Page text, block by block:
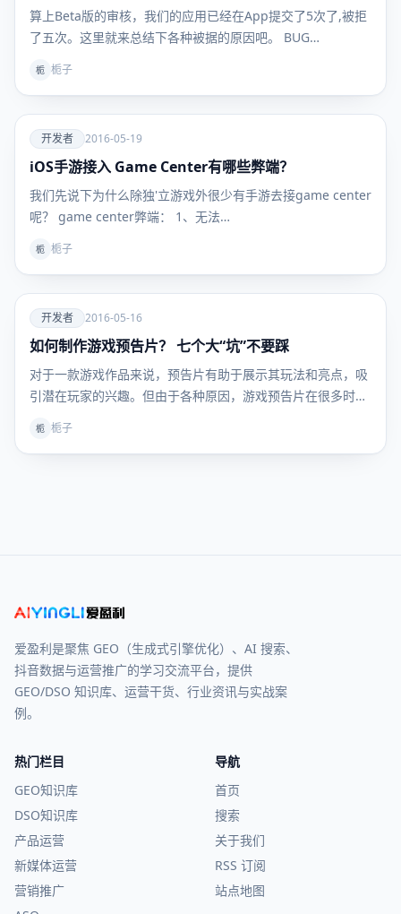
算上Beta版的审核，我们的应用已经在App提交了5次了,被拒
了五次。这里就来总结下各种被据的原因吧。 BUG…
栀 栀子
爱
开发者
开发者 2016-05-19
iOS手游接入 Game Center有哪些弊端？
我们先说下为什么除独'立游戏外很少有手游去接game center
呢？ game center弊端： 1、无法…
栀 栀子
爱
开发者
开发者 2016-05-16
如何制作游戏预告片？ 七个大“坑”不要踩
对于一款游戏作品来说，预告片有助于展示其玩法和亮点，吸
引潜在玩家的兴趣。但由于各种原因，游戏预告片在很多时候
栀 栀子
爱盈利是聚焦 GEO（生成式引擎优化）、AI 搜索、
抖音数据与运营推广的学习交流平台，提供
GEO/DSO 知识库、运营干货、行业资讯与实战案
例。
热门栏目
GEO知识库
DSO知识库
产品运营
新媒体运营
营销推广
导航
首页
搜索
关于我们
RSS 订阅
站点地图